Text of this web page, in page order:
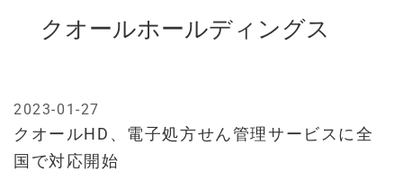
クオールホールディングス
クオールHD、電子処方せん管理サービスに全
国で対応開始
2023-01-27